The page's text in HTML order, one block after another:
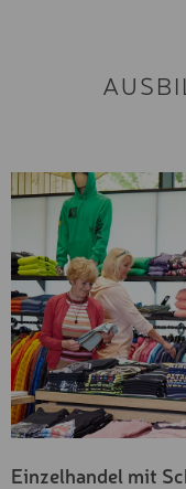
Einzelhandel mit